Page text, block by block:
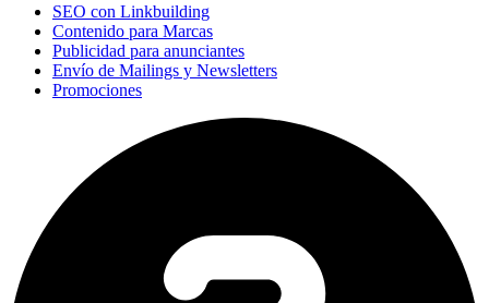
SEO con Linkbuilding
Contenido para Marcas
Publicidad para anunciantes
Envío de Mailings y Newsletters
Promociones